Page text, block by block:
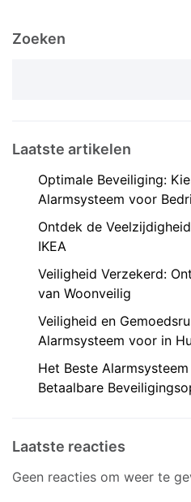
oplossingen bieden die
Zoeken
Laatste artikelen
Optimale Beveiliging:
Alarmsysteem voor
Ontdek de
IKEA
Veiligheid Verzekerd:
van Woonveilig
Veiligheid en
Alarmsysteem voor in
Het Beste
Betaalbare
Laatste reacties
Geen reacties om weer te